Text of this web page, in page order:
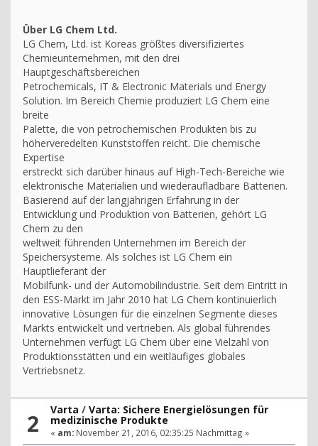
Über LG Chem Ltd.
LG Chem, Ltd. ist Koreas größtes diversifiziertes
Chemieunternehmen, mit den drei
Hauptgeschäftsbereichen
Petrochemicals, IT & Electronic Materials und Energy
Solution. Im Bereich Chemie produziert LG Chem eine
breite
Palette, die von petrochemischen Produkten bis zu
höherveredelten Kunststoffen reicht. Die chemische
Expertise
erstreckt sich darüber hinaus auf High-Tech-Bereiche wie
elektronische Materialien und wiederaufladbare Batterien.
Basierend auf der langjährigen Erfahrung in der
Entwicklung und Produktion von Batterien, gehört LG
Chem zu den
weltweit führenden Unternehmen im Bereich der
Speichersysteme. Als solches ist LG Chem ein
Hauptlieferant der
Mobilfunk- und der Automobilindustrie. Seit dem Eintritt in
den ESS-Markt im Jahr 2010 hat LG Chem kontinuierlich
innovative Lösungen für die einzelnen Segmente dieses
Markts entwickelt und vertrieben. Als global führendes
Unternehmen verfügt LG Chem über eine Vielzahl von
Produktionsstätten und ein weitläufiges globales
Vertriebsnetz.
2 Varta /Varta: Sichere Energielösungen für
medizinische Produkte
« am: November 21, 2016, 02:35:25 Nachmittag »